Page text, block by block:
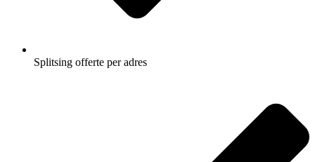
Splitsing offerte per adres